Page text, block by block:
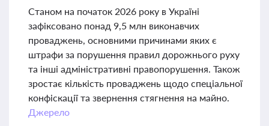
Станом на початок 2026 року в Україні
зафіксовано понад 9,5 млн виконавчих
проваджень, основними причинами яких є
штрафи за порушення правил дорожнього руху
та інші адміністративні правопорушення. Також
зростає кількість проваджень щодо спеціальної
конфіскації та звернення стягнення на майно.
Джерело